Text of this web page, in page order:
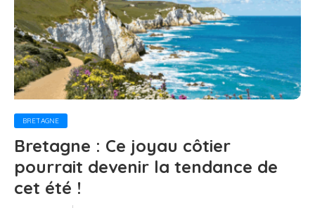
BRETAGNE
Bretagne : Ce joyau côtier
pourrait devenir la tendance de
cet été !